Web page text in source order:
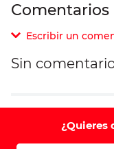
Comentarios
Escribir un
Comentario
Sin
¿Quieres